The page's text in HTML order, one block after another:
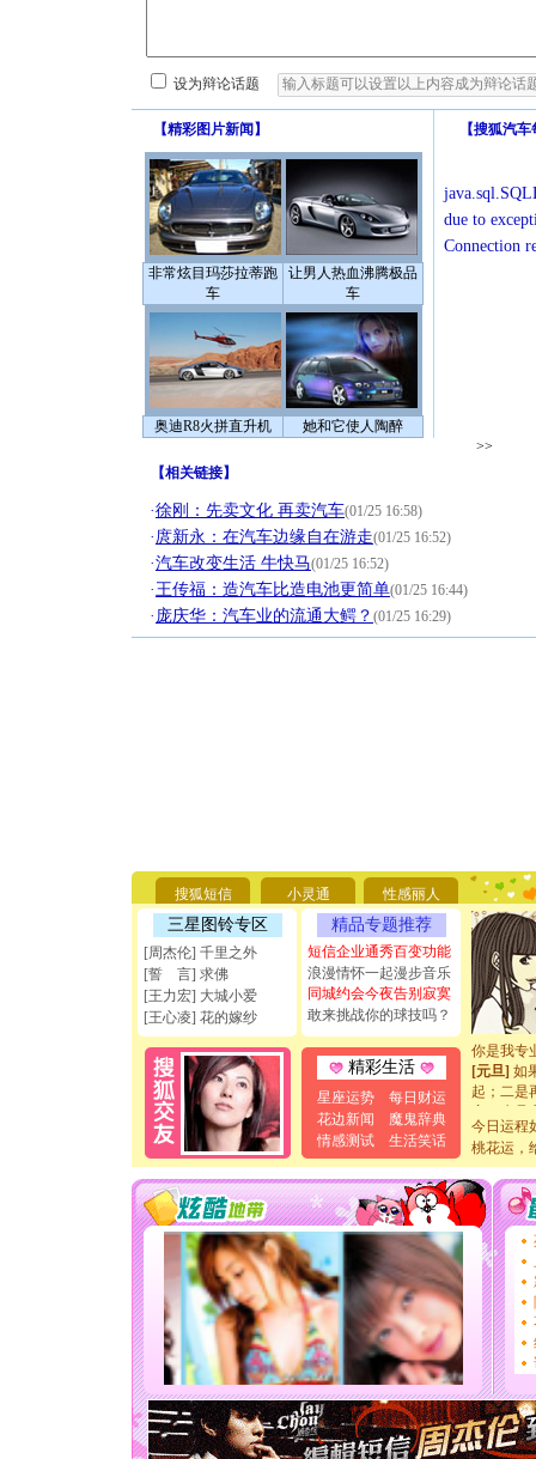
设为辩论话题
【精彩图片新闻 】
非常炫目玛莎拉蒂跑
车
让男人热血沸腾极品
车
奥迪R8火拼直升机 她和它使人陶醉
【搜狐汽车
due to
Connection
>>
【相关链接】
·徐刚：先卖文化 再卖汽车(01/25 16:58)
· 庹新永：在汽车边缘自在游走(01/25 16:52)
·汽车改变生活 牛快马(01/25 16:52)
·王传福：造汽车比造电池更简单(01/25 16:44)
· 庞庆华：汽车业的流通大鳄？ (01/25 16:29)
搜狐短信 小灵通 性感丽人
三星图铃专区
[周杰伦] 千里之外
[誓 言] 求佛
[王力宏] 大城小爱
[王心凌] 花的嫁纱
精品专题推荐
短信企业通秀百变功能
浪漫情怀一起漫步音乐
同城约会今夜告别寂寞
敢来挑战你的球技吗？
精彩生活
星座运势
每日财运
花边新闻
魔鬼辞典
情感测试
生活笑话
要平安！
[圣诞节]
能正大光
天都要快
[圣诞节]
如意,快
[元旦]看
断电。爱
你是我专
[元旦]如
起；二是
离。水晶
[元旦]当
泣，这痛
卖了。水
[春节]风
颜！冬
道一声平
[春节]
传
片叶子
送你一
[圣诞节]
你太多
要平安
[圣诞节]
能正大
天都要快
[圣诞节]
如意,快
今日运程
桃花运，